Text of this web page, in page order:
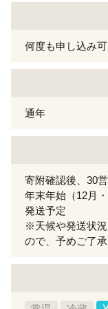
何度も申し込み可
通年
寄附確認後、30
年末年始（12月
発送予定
※天候や発送状
ので、予めご了承